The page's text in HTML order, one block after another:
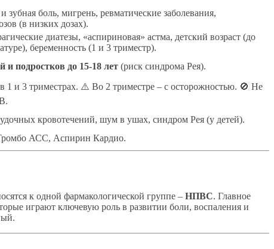
зубная боль, мигрень, ревматические заболевания,
(в низких дозах).
диатезы, «аспириновая» астма, детский возраст (до
беременность (1 и 3 триместр).
и подростков до 15-18 лет (риск синдрома Рея).
1 и 3 триместрах. ⚠️ Во 2 триместре – с осторожностью. 🚫 Не
кровотечений, шум в ушах, синдром Рея (у детей).
АСС, Аспирин Кардио.
к одной фармакологической группе – НПВС. Главное
играют ключевую роль в развитии боли, воспаления и